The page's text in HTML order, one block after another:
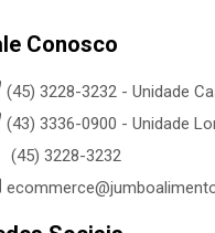
Conosco
(45) 3228-3232 - Unidade
(43) 3336-0900 - Unidade
(45) 3228-3232